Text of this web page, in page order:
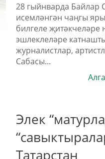
28 гыйнварда Байлар
исемләнгән чаңгы
билгеле җитәкчеләре
эшлеклеләре
журналистлар,
Сабасы...
Элек
Татарстан